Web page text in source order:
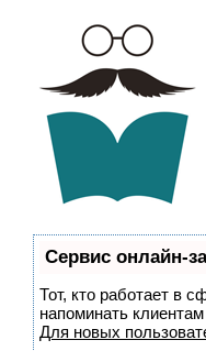
Сервис онлайн-
Тот, кто работает в
напоминать
Для новых